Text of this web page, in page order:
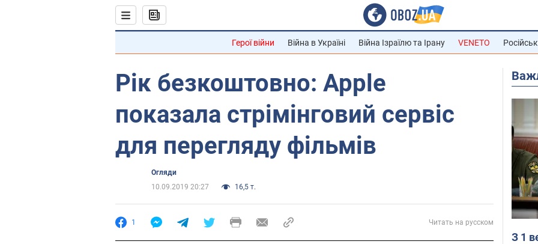
Герої війни Війна в Україні Війна Ізраїлю та Ірану VENETO
Рік безкоштовно: Apple
показала стрімінговий сервіс
для перегляду фільмів
Огляди
10.09.2019 20:27
16,5 т.
1 Читать на русском
З 1